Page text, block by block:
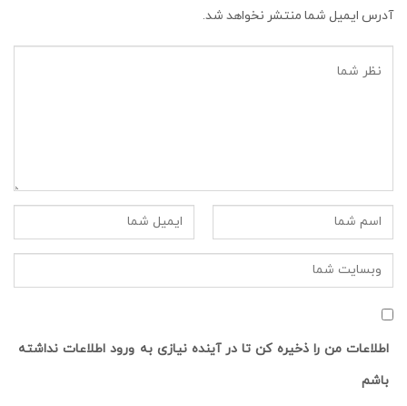
آدرس ایمیل شما منتشر نخواهد شد.
اطلاعات من را ذخیره کن تا در آینده نیازی به ورود اطلاعات نداشته
باشم